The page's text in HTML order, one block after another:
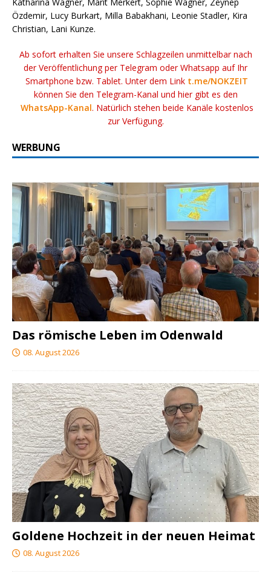
Özdemir, Lucy Burkart, Milla Babakhani, Leonie Stadler, Kira
Christian, Lani Kunze.
Ab sofort erhalten Sie unsere Schlagzeilen unmittelbar nach
der Veröffentlichung per Telegram oder Whatsapp auf Ihr
Smartphone bzw. Tablet. Unter dem Link t.me/NOKZEIT
können Sie den Telegram-Kanal und hier gibt es den
WhatsApp-Kanal. Natürlich stehen beide Kanäle kostenlos
zur Verfügung.
WERBUNG
Das römische Leben im Odenwald
08. August 2026
Goldene Hochzeit in der neuen Heimat
08. August 2026